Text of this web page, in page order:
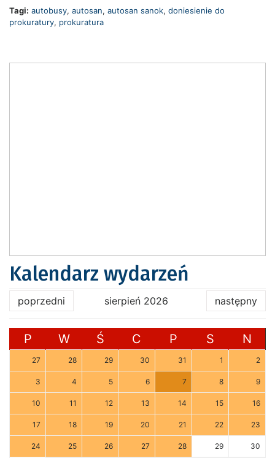
Tagi: autobusy, autosan, autosan sanok, doniesienie do
prokuratury, prokuratura
Kalendarz wydarzeń
poprzedni sierpień 2026 następny
P W Ś C P S N
27 28 29 30 31 1 2
3 4 5 6 7 8 9
10 11 12 13 14 15 16
17 18 19 20 21 22 23
24 25 26 27 28 29 30